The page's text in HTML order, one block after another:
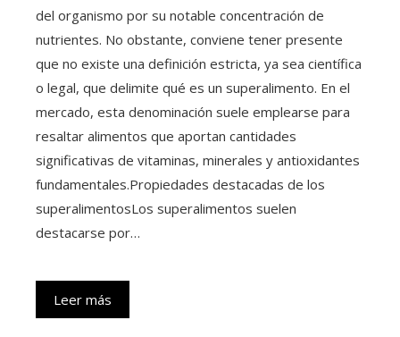
del organismo por su notable concentración de
nutrientes. No obstante, conviene tener presente
que no existe una definición estricta, ya sea científica
o legal, que delimite qué es un superalimento. En el
mercado, esta denominación suele emplearse para
resaltar alimentos que aportan cantidades
significativas de vitaminas, minerales y antioxidantes
fundamentales.Propiedades destacadas de los
superalimentosLos superalimentos suelen
destacarse por…
Leer más